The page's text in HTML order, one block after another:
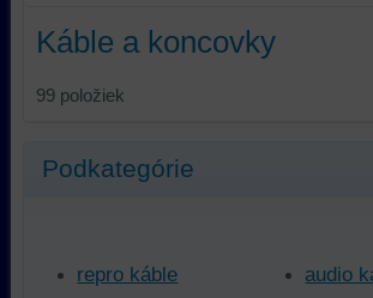
Káble a koncovky
99 položiek
Podkategórie
repro káble
audio